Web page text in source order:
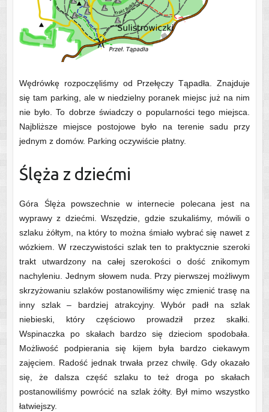
Wędrówkę rozpoczęliśmy od Przełęczy Tąpadła. Znajduje
się tam parking, ale w niedzielny poranek miejsc już na nim
nie było. To dobrze świadczy o popularności tego miejsca.
Najbliższe miejsce postojowe było na terenie sadu przy
jednym z domów. Parking oczywiście płatny.
Ślęża z dziećmi
Góra Ślęża powszechnie w internecie polecana jest na
wyprawy z dziećmi. Wszędzie, gdzie szukaliśmy, mówili o
szlaku żółtym, na który to można śmiało wybrać się nawet z
wózkiem. W rzeczywistości szlak ten to praktycznie szeroki
trakt utwardzony na całej szerokości o dość znikomym
nachyleniu. Jednym słowem nuda. Przy pierwszej możliwym
skrzyżowaniu szlaków postanowiliśmy więc zmienić trasę na
inny szlak – bardziej atrakcyjny. Wybór padł na szlak
niebieski, który częściowo prowadził przez skałki.
Wspinaczka po skałach bardzo się dzieciom spodobała.
Możliwość podpierania się kijem była bardzo ciekawym
zajęciem. Radość jednak trwała przez chwilę. Gdy okazało
się, że dalsza część szlaku to też droga po skałach
postanowiliśmy powrócić na szlak żółty. Był mimo wszystko
łatwiejszy.